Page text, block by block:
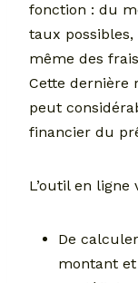
fonction : du
taux
même des
Cette dernière
peut
financier du
L’outil en ligne
De
montant